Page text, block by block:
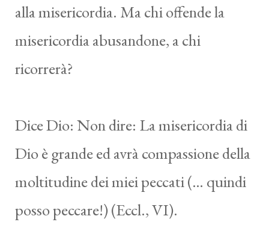
alla misericordia. Ma chi offende la
misericordia abusandone, a chi
ricorrerà?
Dice Dio: Non dire: La misericordia di
Dio è grande ed avrà compassione della
moltitudine dei miei peccati (… quindi
posso peccare!) (Eccl., VI).